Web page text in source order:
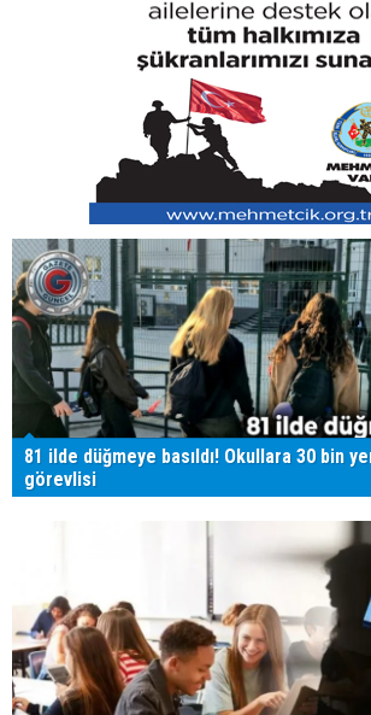
81 ilde düğmeye basıldı! Okullara 30 bin
görevlisi